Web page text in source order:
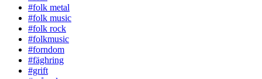
#folk metal
#folk music
#folk rock
#folkmusic
#forndom
#fäghring
#grift